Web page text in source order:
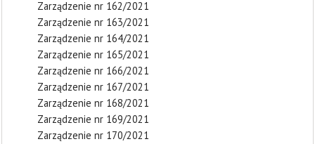
Zarządzenie nr 162/2021
Zarządzenie nr 163/2021
Zarządzenie nr 164/2021
Zarządzenie nr 165/2021
Zarządzenie nr 166/2021
Zarządzenie nr 167/2021
Zarządzenie nr 168/2021
Zarządzenie nr 169/2021
Zarządzenie nr 170/2021